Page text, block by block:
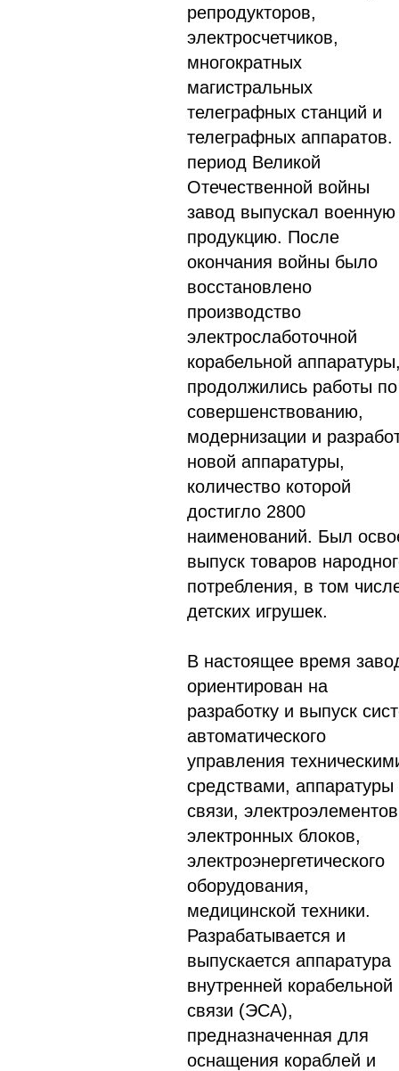
репродукторов,
электросчетчиков,
многократных
магистральных
телеграфных станций и
телеграфных аппаратов.
период Великой
Отечественной войны
завод выпускал военную
продукцию. После
окончания войны было
восстановлено
производство
электрослаботочной
корабельной
продолжились работы по
совершенствованию,
модернизации и
новой аппаратуры,
количество которой
достигло 2800
наименований. Был
выпуск товаров
потребления, в том
детских игрушек.
В настоящее время
ориентирован на
разработку и выпуск
автоматического
управления
средствами, аппаратуры
связи,
электронных блоков,
электроэнергетического
оборудования,
медицинской техники.
Разрабатывается и
выпускается аппаратура
внутренней корабельной
связи (ЭСА),
предназначенная для
оснащения кораблей и